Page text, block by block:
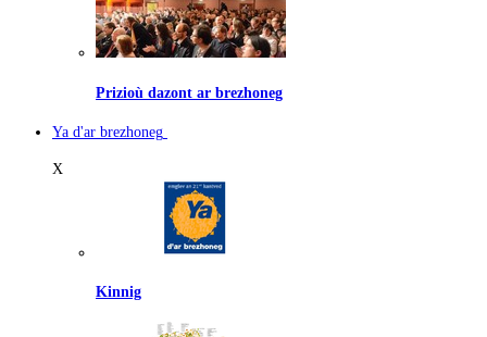
Prizioù dazont ar brezhoneg
Ya d'ar brezhoneg
X
Kinnig